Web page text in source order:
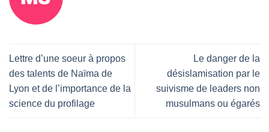
Lettre d’une soeur à propos
des talents de Naïma de
Lyon et de l’importance de la
science du profilage
Le danger de la
désislamisation par le
suivisme de leaders non
musulmans ou égarés